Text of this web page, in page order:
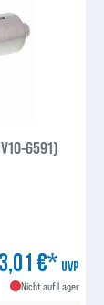
6591)
€* UVP
Nicht auf Lager